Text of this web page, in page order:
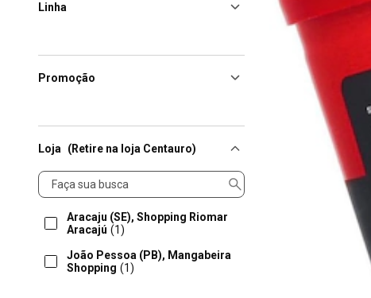
Linha
Promoção
Loja (Retire na loja Centauro)
Loja
Aracaju (SE), Shopping Riomar
Aracajú (1)
João Pessoa (PB), Mangabeira
Shopping (1)